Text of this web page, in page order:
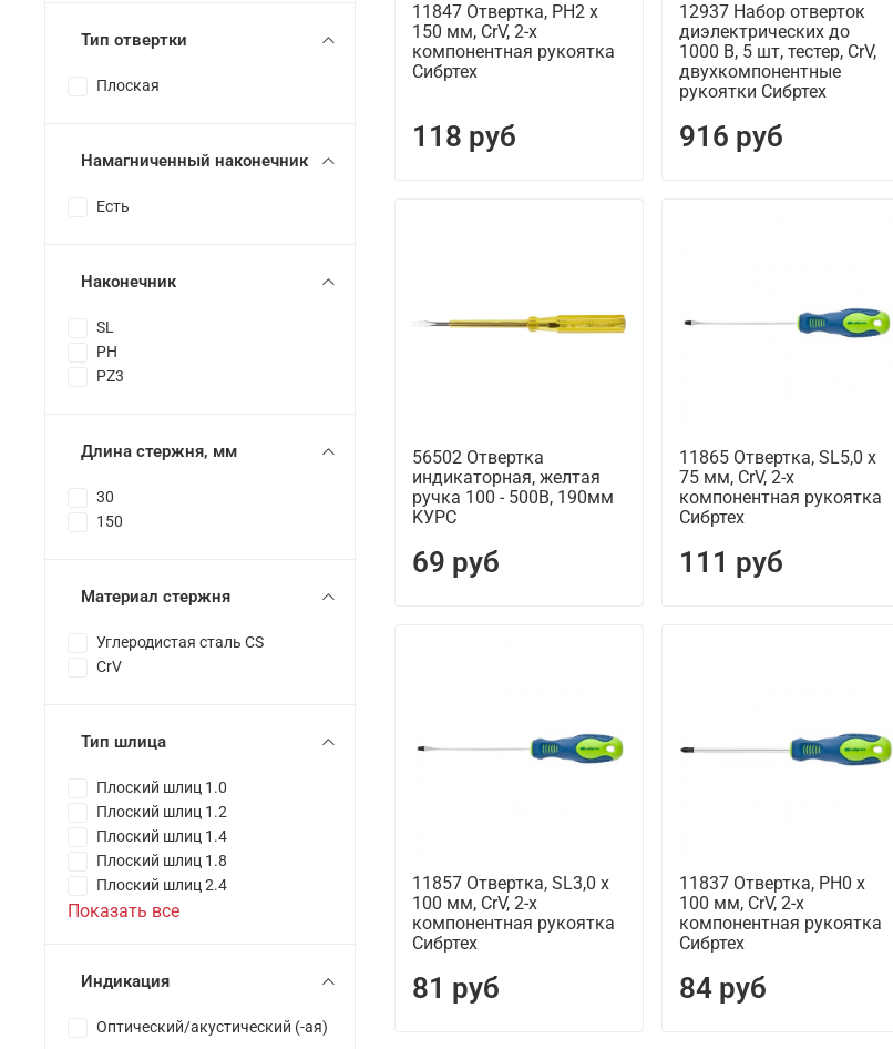
11847 Отвертка, PH2 х
150 мм, CrV, 2-х
компонентная рукоятка
Сибртех
118 руб
12937 Набор отверток
диэлектрических до
1000 В, 5 шт, тестер, CrV,
двухкомпонентные
рукоятки Сибртех
916 руб
56502 Отвертка
индикаторная, желтая
ручка 100 - 500В, 190мм
KУРС
69 руб
11865 Отвертка, SL5,0 х
75 мм, CrV, 2-х
компонентная рукоятка
Сибртех
111 руб
11857 Отвертка, SL3,0 х
100 мм, CrV, 2-х
компонентная рукоятка
Сибртех
81 руб
11837 Отвертка, PH0 х
100 мм, CrV, 2-х
компонентная рукоятка
Сибртех
84 руб
Тип отвертки
Плоская
Намагниченный наконечник
Есть
Наконечник
SL
PH
PZ3
Длина стержня, мм
30
150
Материал стержня
Углеродистая сталь CS
CrV
Тип шлица
Плоский шлиц 1.0
Плоский шлиц 1.2
Плоский шлиц 1.4
Плоский шлиц 1.8
Плоский шлиц 2.4
Показать все
Индикация
Оптический/акустический (-ая)